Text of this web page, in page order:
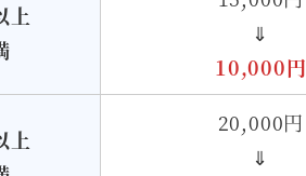
上
⇓
10,000円
上
20,000円
⇓